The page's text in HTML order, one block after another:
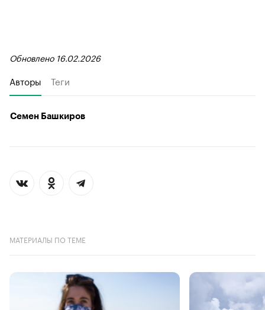
Обновлено 16.02.2026
Авторы Теги
Семен Башкиров
МАТЕРИАЛЫ ПО ТЕМЕ